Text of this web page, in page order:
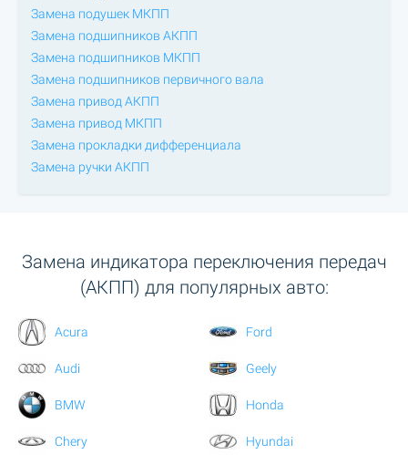
Замена подушек МКПП
Замена подшипников АКПП
Замена подшипников МКПП
Замена подшипников первичного вала
Замена привод АКПП
Замена привод МКПП
Замена прокладки дифференциала
Замена ручки АКПП
Замена индикатора переключения передач
(АКПП) для популярных авто:
Acura
Audi
BMW
Chery
Ford
Geely
Honda
Hyundai